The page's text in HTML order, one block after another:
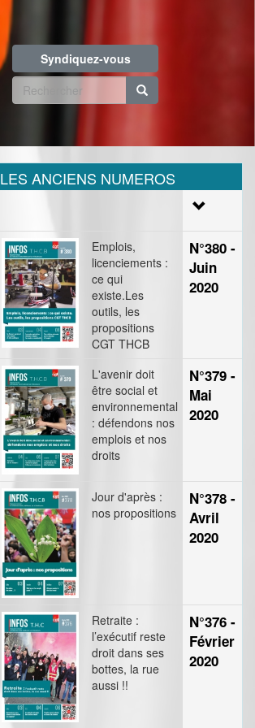
Syndiquez-vous
Formulaire
recherche
LES ANCIENS NUMEROS
Emplois,
licenciements :
ce qui
existe.Les
outils, les
propositions
CGT THCB
N°380 -
Juin
2020
L'avenir doit
être social et
environnemental
: défendons nos
emplois et nos
droits
N°379 -
Mai
2020
Jour d'après :
nos propositions
N°378 -
Avril
2020
Retraite :
l’exécutif reste
droit dans ses
bottes, la rue
aussi !!
N°376 -
Février
2020